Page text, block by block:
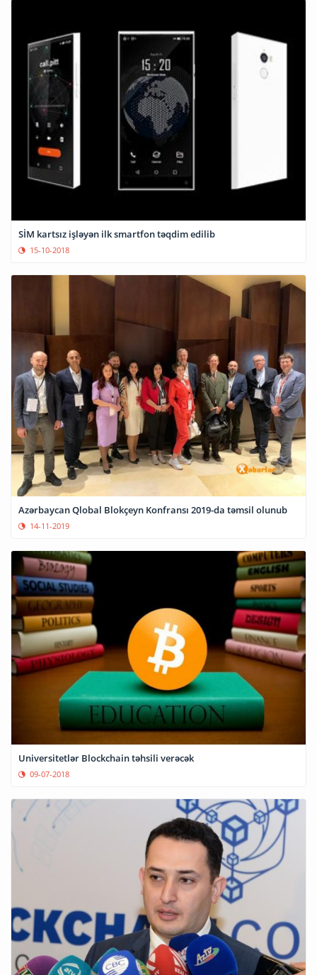
SİM kartsız işləyən ilk smartfon təqdim edilib
15-10-2018
Azərbaycan Qlobal Blokçeyn Konfransı 2019-da təmsil olunub
14-11-2019
Universitetlər Blockchain təhsili verəcək
09-07-2018